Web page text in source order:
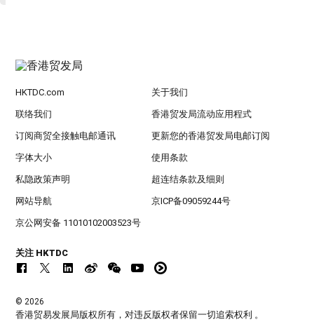
HKTDC.com 关于我们
联络我们 香港贸发局流动应用程式
订阅商贸全接触电邮通讯 更新您的香港贸发局电邮订阅
字体大小 使用条款
私隐政策声明 超连结条款及细则
网站导航 京ICP备09059244号
京公网安备 11010102003523号
关注 HKTDC
© 2026
香港贸易发展局版权所有，对违反版权者保留一切追索权利 。